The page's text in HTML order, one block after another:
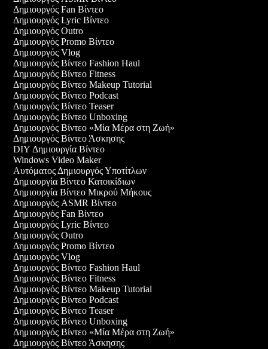
Δημιουργός Fan Βίντεο
Δημιουργός Lyric Βίντεο
Δημιουργός Outro
Δημιουργός Promo Βίντεο
Δημιουργός Vlog
Δημιουργός Βίντεο Fashion Haul
Δημιουργός Βίντεο Fitness
Δημιουργός Βίντεο Makeup Tutorial
Δημιουργός Βίντεο Podcast
Δημιουργός Βίντεο Teaser
Δημιουργός Βίντεο Unboxing
Δημιουργός Βίντεο «Μία Μέρα στη Ζωή»
Δημιουργός Βίντεο Άσκησης
DIY Δημιουργία Βίντεο
Windows Video Maker
Αυτόματος Δημιουργός Υποτίτλων
Δημιουργία Βίντεο Κατοικίδιων
Δημιουργία Βίντεο Μικρού Μήκους
Δημιουργός ASMR Βίντεο
Δημιουργός Fan Βίντεο
Δημιουργός Lyric Βίντεο
Δημιουργός Outro
Δημιουργός Promo Βίντεο
Δημιουργός Vlog
Δημιουργός Βίντεο Fashion Haul
Δημιουργός Βίντεο Fitness
Δημιουργός Βίντεο Makeup Tutorial
Δημιουργός Βίντεο Podcast
Δημιουργός Βίντεο Teaser
Δημιουργός Βίντεο Unboxing
Δημιουργός Βίντεο «Μία Μέρα στη Ζωή»
Δημιουργός Βίντεο Άσκησης